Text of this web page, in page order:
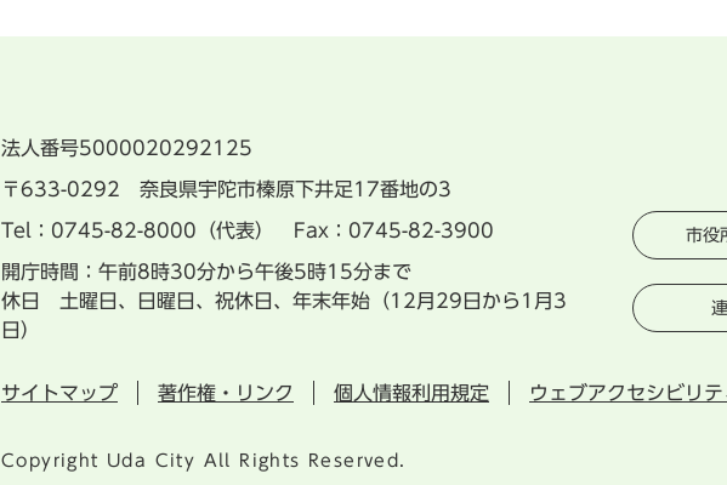
法人番号5000020292125
〒633-0292 奈良県宇陀市榛原下井足17番地の3
Tel：0745-82-8000（代表） Fax：0745-82-3900
開庁時間：午前8時30分から午後5時15分まで
休日 土曜日、日曜日、祝休日、年末年始（12月29日から1月3
日）
市役
サイトマップ 著作権・リンク 個人情報利用規定 ウェブアクセシビリテ
Copyright Uda City All Rights Reserved.